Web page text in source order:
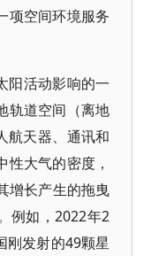
项空间环境服务
阳活动影响的一
轨道空间（离地
航天器、通讯和
大气的密度，
增长产生的拖曳
例如，2022年2
刚发射的49颗星